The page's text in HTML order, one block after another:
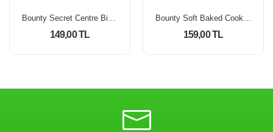
Bounty Secret Centre Biscuits 132 g
149,00 TL
Bounty Soft Baked Cookies 180 Gr
159,00 TL